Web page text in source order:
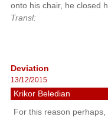
onto his chair, he closed
Transl:
Deviation
13/12/2015
Krikor Beledian
For this reason